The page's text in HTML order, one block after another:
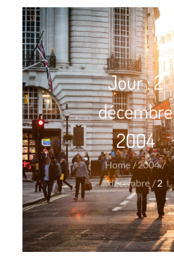
Jour :2
décembre
2004
Home
2004
décembre
2